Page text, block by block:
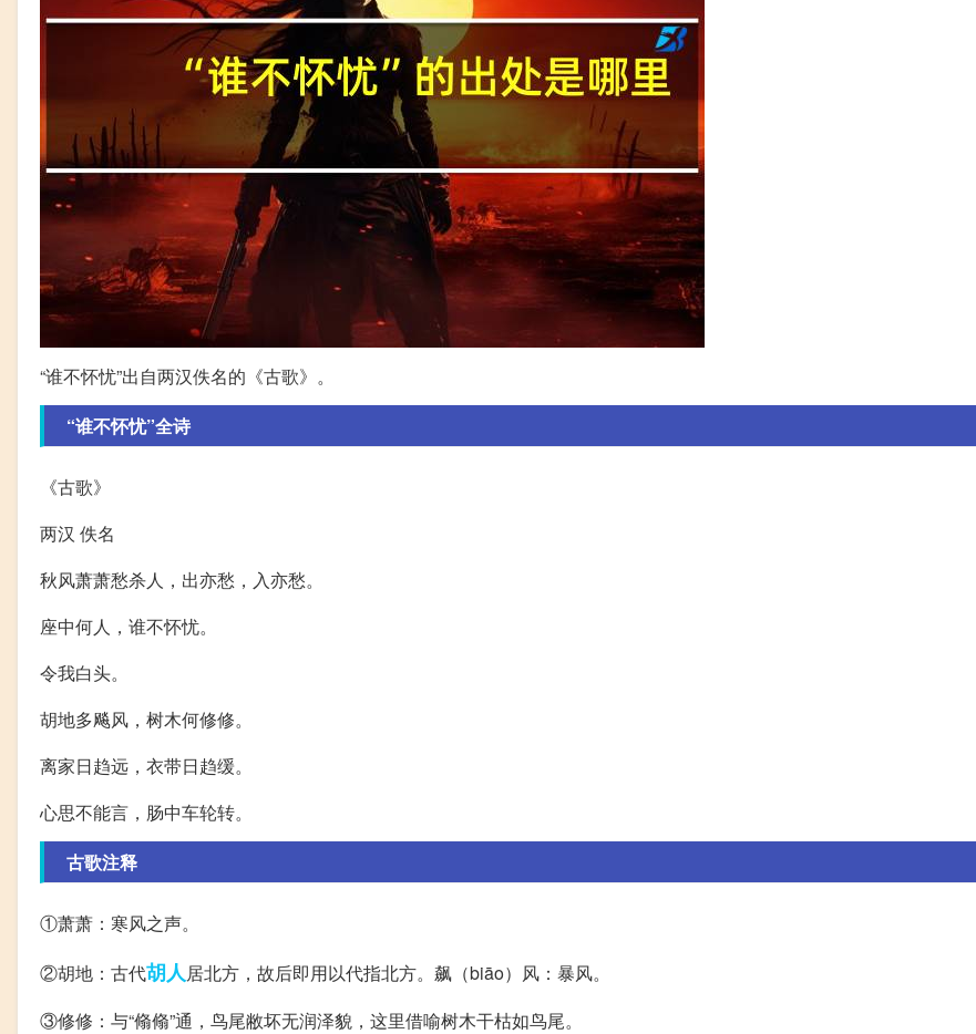
“谁不怀忧”出自两汉佚名的《古歌》。
“谁不怀忧”全诗
《古歌》
两汉 佚名
秋风萧萧愁杀人，出亦愁，入亦愁。
座中何人，谁不怀忧。
令我白头。
胡地多飚风，树木何修修。
离家日趋远，衣带日趋缓。
心思不能言，肠中车轮转。
古歌注释
①萧萧：寒风之声。
②胡地：古代胡人居北方，故后即用以代指北方。飙（biāo）风：暴风。
③修修：与“翛翛”通，鸟尾敝坏无润泽貌，这里借喻树木干枯如鸟尾。